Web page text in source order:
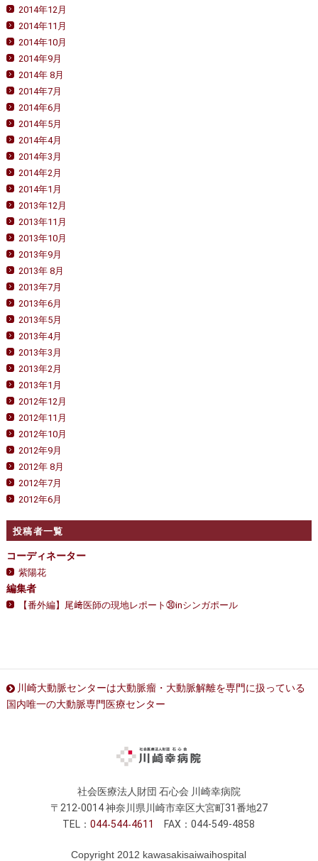
2014年12月
2014年11月
2014年10月
2014年9月
2014年 8月
2014年7月
2014年6月
2014年5月
2014年4月
2014年3月
2014年2月
2014年1月
2013年12月
2013年11月
2013年10月
2013年9月
2013年 8月
2013年7月
2013年6月
2013年5月
2013年4月
2013年3月
2013年2月
2013年1月
2012年12月
2012年11月
2012年10月
2012年9月
2012年 8月
2012年7月
2012年6月
投稿者一覧
コーディネーター
紫陽花
編集者
【番外編】尾﨑医師の現地レポート㉚inシンガポール
川崎大動脈センターは大動脈瘤・大動脈解離を専門に扱っている
国内唯一の大動脈専門医療センター
社会医療法人財団 石心会 川崎幸病院
〒212-0014 神奈川県川崎市幸区大宮町31番地27
TEL：044 544 4611 FAX：044-549-4858
Copyright 2012 kawasakisaiwaihospital